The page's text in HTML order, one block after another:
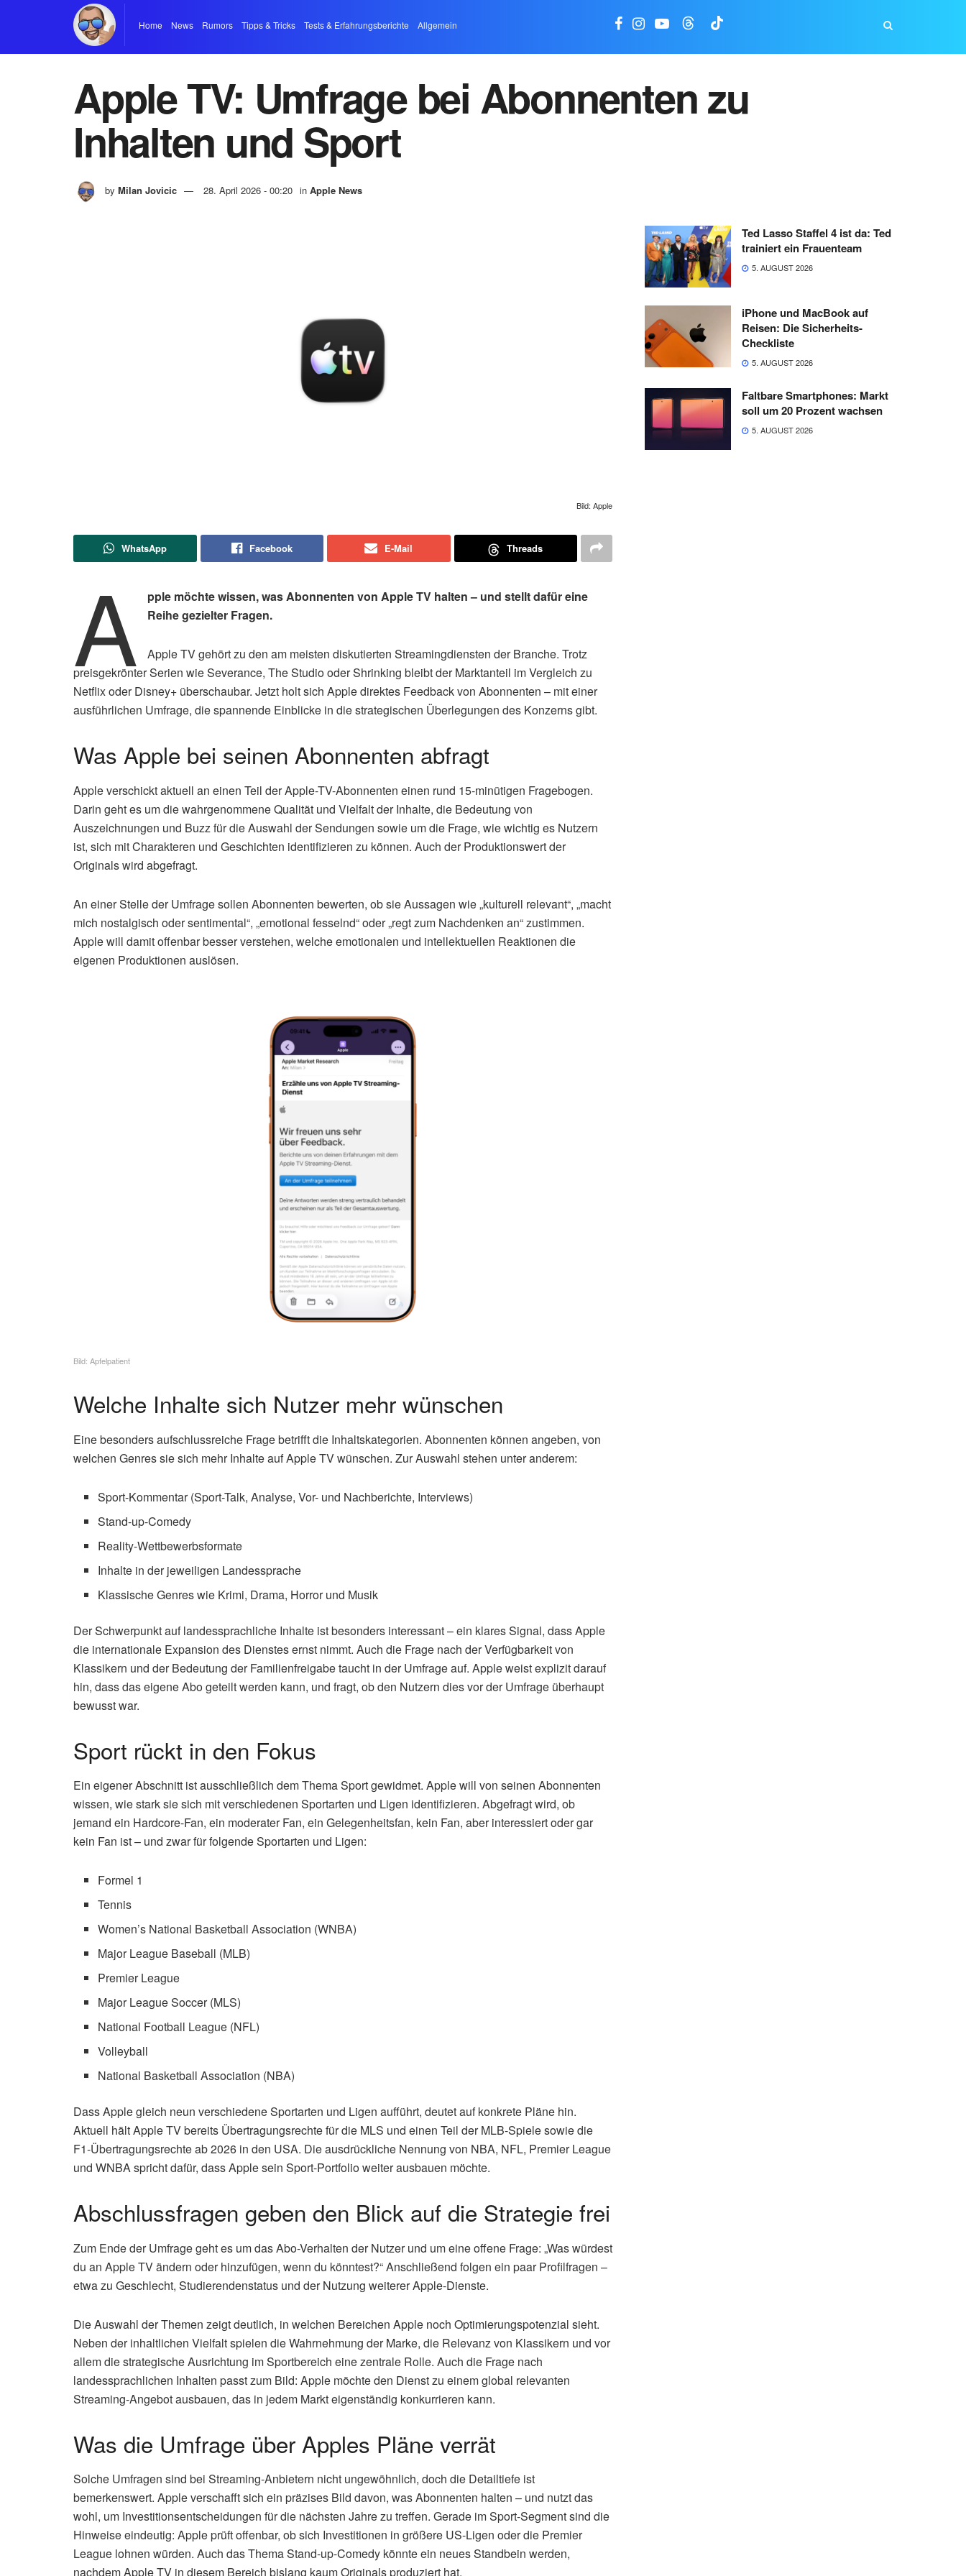
Home News Rumors Tipps & Tricks Tests & Erfahrungsberichte Allgemein
Apple TV: Umfrage bei Abonnenten zu
Inhalten und Sport
by Milan Jovicic 28. April 2026 - 00:20 in Apple News
Bild: Apple
WhatsApp Facebook E-Mail Threads
A
pple möchte wissen, was Abonnenten von Apple TV halten – und stellt dafür eine
Reihe gezielter Fragen.
Apple TV gehört zu den am meisten diskutierten Streamingdiensten der Branche. Trotz
preisgekrönter Serien wie Severance, The Studio oder Shrinking bleibt der Marktanteil im Vergleich zu
Netflix oder Disney+ überschaubar. Jetzt holt sich Apple direktes Feedback von Abonnenten – mit einer
ausführlichen Umfrage, die spannende Einblicke in die strategischen Überlegungen des Konzerns gibt.
Was Apple bei seinen Abonnenten abfragt
Apple verschickt aktuell an einen Teil der Apple-TV-Abonnenten einen rund 15-minütigen Fragebogen.
Darin geht es um die wahrgenommene Qualität und Vielfalt der Inhalte, die Bedeutung von
Auszeichnungen und Buzz für die Auswahl der Sendungen sowie um die Frage, wie wichtig es Nutzern
ist, sich mit Charakteren und Geschichten identifizieren zu können. Auch der Produktionswert der
Originals wird abgefragt.
An einer Stelle der Umfrage sollen Abonnenten bewerten, ob sie Aussagen wie „kulturell relevant“, „macht
mich nostalgisch oder sentimental“, „emotional fesselnd“ oder „regt zum Nachdenken an“ zustimmen.
Apple will damit offenbar besser verstehen, welche emotionalen und intellektuellen Reaktionen die
eigenen Produktionen auslösen.
Bild: Apfelpatient
Welche Inhalte sich Nutzer mehr wünschen
Eine besonders aufschlussreiche Frage betrifft die Inhaltskategorien. Abonnenten können angeben, von
welchen Genres sie sich mehr Inhalte auf Apple TV wünschen. Zur Auswahl stehen unter anderem:
Sport-Kommentar (Sport-Talk, Analyse, Vor- und Nachberichte, Interviews)
Stand-up-Comedy
Reality-Wettbewerbsformate
Inhalte in der jeweiligen Landessprache
Klassische Genres wie Krimi, Drama, Horror und Musik
Der Schwerpunkt auf landessprachliche Inhalte ist besonders interessant – ein klares Signal, dass Apple
die internationale Expansion des Dienstes ernst nimmt. Auch die Frage nach der Verfügbarkeit von
Klassikern und der Bedeutung der Familienfreigabe taucht in der Umfrage auf. Apple weist explizit darauf
hin, dass das eigene Abo geteilt werden kann, und fragt, ob den Nutzern dies vor der Umfrage überhaupt
bewusst war.
Sport rückt in den Fokus
Ein eigener Abschnitt ist ausschließlich dem Thema Sport gewidmet. Apple will von seinen Abonnenten
wissen, wie stark sie sich mit verschiedenen Sportarten und Ligen identifizieren. Abgefragt wird, ob
jemand ein Hardcore-Fan, ein moderater Fan, ein Gelegenheitsfan, kein Fan, aber interessiert oder gar
kein Fan ist – und zwar für folgende Sportarten und Ligen:
Formel 1
Tennis
Women’s National Basketball Association (WNBA)
Major League Baseball (MLB)
Premier League
Major League Soccer (MLS)
National Football League (NFL)
Volleyball
National Basketball Association (NBA)
Dass Apple gleich neun verschiedene Sportarten und Ligen aufführt, deutet auf konkrete Pläne hin.
Aktuell hält Apple TV bereits Übertragungsrechte für die MLS und einen Teil der MLB-Spiele sowie die
F1-Übertragungsrechte ab 2026 in den USA. Die ausdrückliche Nennung von NBA, NFL, Premier League
und WNBA spricht dafür, dass Apple sein Sport-Portfolio weiter ausbauen möchte.
Abschlussfragen geben den Blick auf die Strategie frei
Zum Ende der Umfrage geht es um das Abo-Verhalten der Nutzer und um eine offene Frage: „Was würdest
du an Apple TV ändern oder hinzufügen, wenn du könntest?“ Anschließend folgen ein paar Profilfragen –
etwa zu Geschlecht, Studierendenstatus und der Nutzung weiterer Apple-Dienste.
Die Auswahl der Themen zeigt deutlich, in welchen Bereichen Apple noch Optimierungspotenzial sieht.
Neben der inhaltlichen Vielfalt spielen die Wahrnehmung der Marke, die Relevanz von Klassikern und vor
allem die strategische Ausrichtung im Sportbereich eine zentrale Rolle. Auch die Frage nach
landessprachlichen Inhalten passt zum Bild: Apple möchte den Dienst zu einem global relevanten
Streaming-Angebot ausbauen, das in jedem Markt eigenständig konkurrieren kann.
Was die Umfrage über Apples Pläne verrät
Solche Umfragen sind bei Streaming-Anbietern nicht ungewöhnlich, doch die Detailtiefe ist
bemerkenswert. Apple verschafft sich ein präzises Bild davon, was Abonnenten halten – und nutzt das
wohl, um Investitionsentscheidungen für die nächsten Jahre zu treffen. Gerade im Sport-Segment sind die
Hinweise eindeutig: Apple prüft offenbar, ob sich Investitionen in größere US-Ligen oder die Premier
League lohnen würden. Auch das Thema Stand-up-Comedy könnte ein neues Standbein werden,
nachdem Apple TV in diesem Bereich bislang kaum Originals produziert hat.
Ted Lasso Staffel 4 ist da: Ted
trainiert ein Frauenteam
5. AUGUST 2026
iPhone und MacBook auf
Reisen: Die Sicherheits-
Checkliste
5. AUGUST 2026
Faltbare Smartphones: Markt
soll um 20 Prozent wachsen
5. AUGUST 2026